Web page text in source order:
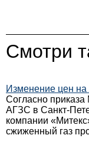
Смотри
Изменение цен
Согласно
АГЗС в Санкт-
компании
сжиженный газ